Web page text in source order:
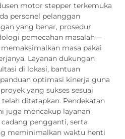
motor stepper terkemuka
personel pelanggan
yang benar, prosedur
pemecahan masalah—
masa pakai
Layanan dukungan
di lokasi, bantuan
optimasi kinerja guna
yang sukses sesuai
ditetapkan. Pendekatan
juga mencakup layanan
pengganti, serta
meminimalkan waktu henti